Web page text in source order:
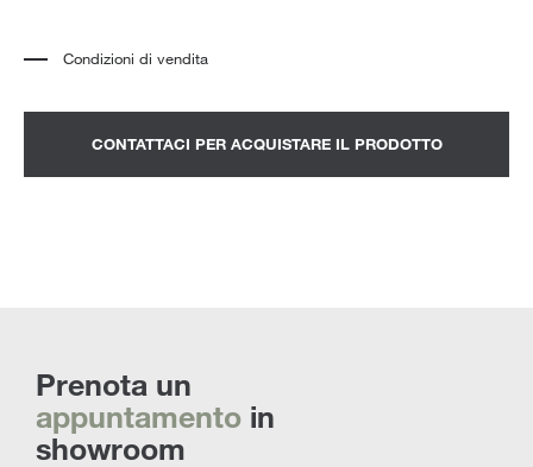
Condizioni di vendita
quotarsi a parte.
Il prezzo non include trasporto e montaggio.
CONTATTACI PER ACQUISTARE IL PRODOTTO
Prenota un
appuntamento in
showroom